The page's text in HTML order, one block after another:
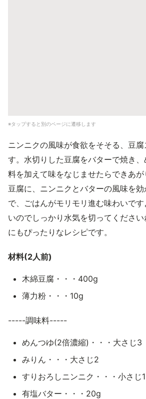
※タップすると別のページに遷移します
ニンニクの風味が食欲をそそる、豆
す。水切りした豆腐をバターで焼き
料を加えて味をなじませたらできあ
豆腐に、ニンニクとバターの風味を
で、ごはんがモリモリ進む味わいで
いのでしっかり水気を切ってくださ
にもぴったりなレシピです。
材料(2人前)
木綿豆腐・・・400g
薄力粉・・・10g
-----調味料-----
めんつゆ(2倍濃縮)・・・大さじ3
みりん・・・大さじ2
すりおろしニンニク・・・小さじ1
有塩バター・・・20g